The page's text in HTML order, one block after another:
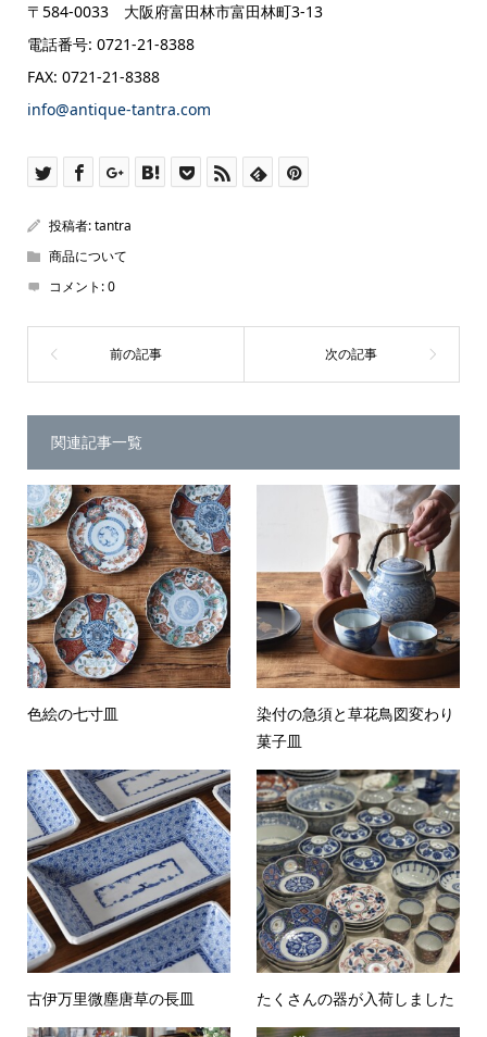
〒584-0033 大阪府富田林市富田林町3-13
電話番号: 0721-21-8388
FAX: 0721-21-8388
info@antique-tantra.com
投稿者:tantra
商品について
コメント:0
関連記事一覧
色絵の七寸皿
染付の急須と草花鳥図変わり
菓子皿
古伊万里微塵唐草の長皿 たくさんの器が入荷しました